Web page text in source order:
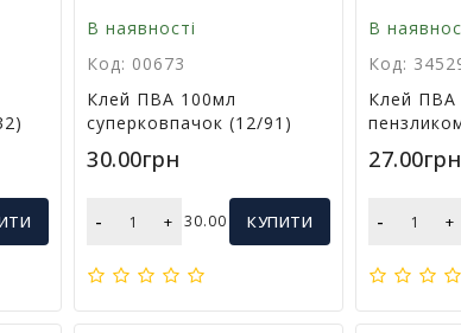
В наявності
Код: 00673
Клей ПВА 100мл
суперковпачок (12/91)
30.00грн
- + 30.00 КУПИТИ
В
Код:
Клей ПВА
27.00грн
- +